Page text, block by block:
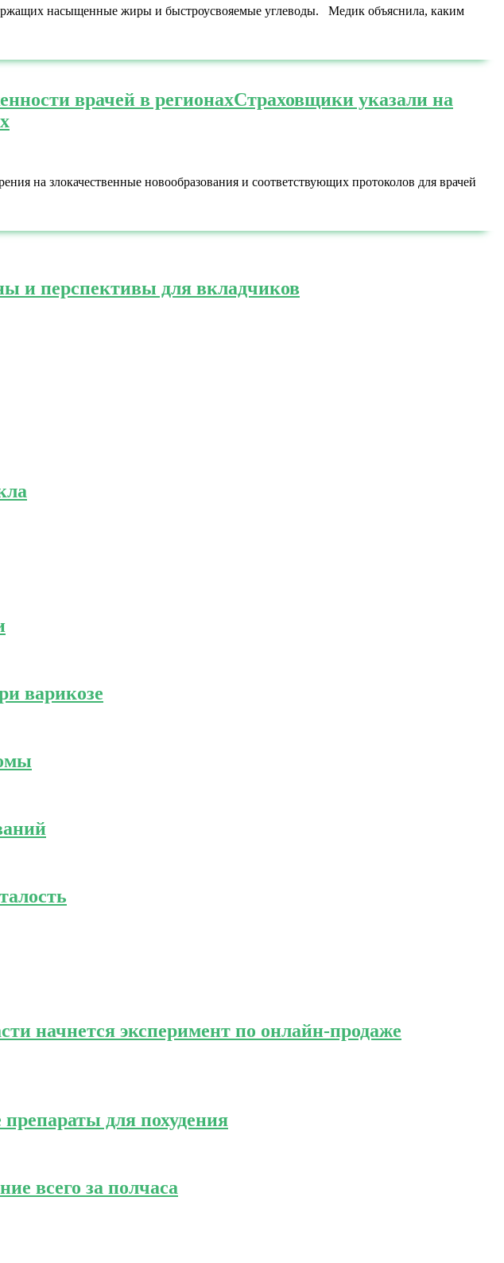
насыщенные жиры и быстроусвояемые углеводы. Медик объяснила, каким
врачей в регионахСтраховщики указали на
на злокачественные новообразования и соответствующих протоколов для врачей
и перспективы для вкладчиков
варикозе
начнется эксперимент по онлайн-продаже
для похудения
всего за полчаса